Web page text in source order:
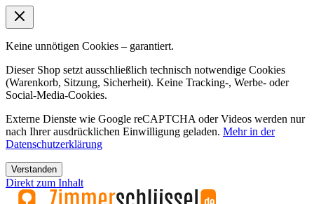
Keine unnötigen Cookies – garantiert.
Dieser Shop setzt ausschließlich technisch notwendige Cookies
(Warenkorb, Sitzung, Sicherheit). Keine Tracking-, Werbe- oder
Social-Media-Cookies.
Externe Dienste wie Google reCAPTCHA oder Videos werden nur
nach Ihrer ausdrücklichen Einwilligung geladen. Mehr in der
Datenschutzerklärung
Verstanden
Direkt zum Inhalt